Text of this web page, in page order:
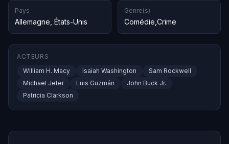
Pays
Allemagne États-Unis
Genre(s)
Comédie Crime
ACTEURS
William H. Macy
Isaiah Washington
Sam Rockwell
Michael Jeter
Luis Guzmán
John Buck Jr.
Patricia Clarkson